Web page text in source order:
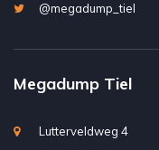
@megadump_tiel
Megadump Tiel
Lutterveldweg 4